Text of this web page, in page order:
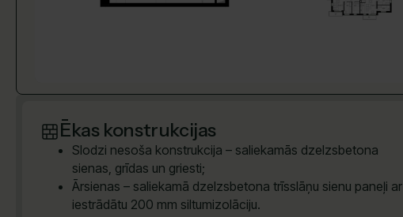
Ēkas konstrukcijas
Slodzi nesoša konstrukcija – saliekamās dzelzsbetona
sienas, grīdas un griesti;
Ārsienas – saliekamā dzelzsbetona trīsslāņu sienu paneļi ar
iestrādātu 200 mm siltumizolāciju.